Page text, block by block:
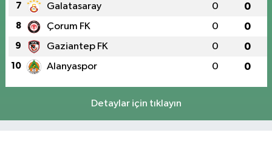
7 Galatasaray 0 0
8 Çorum FK 0 0
9 Gaziantep FK 0 0
10 Alanyaspor 0 0
Detaylar için tıklayın